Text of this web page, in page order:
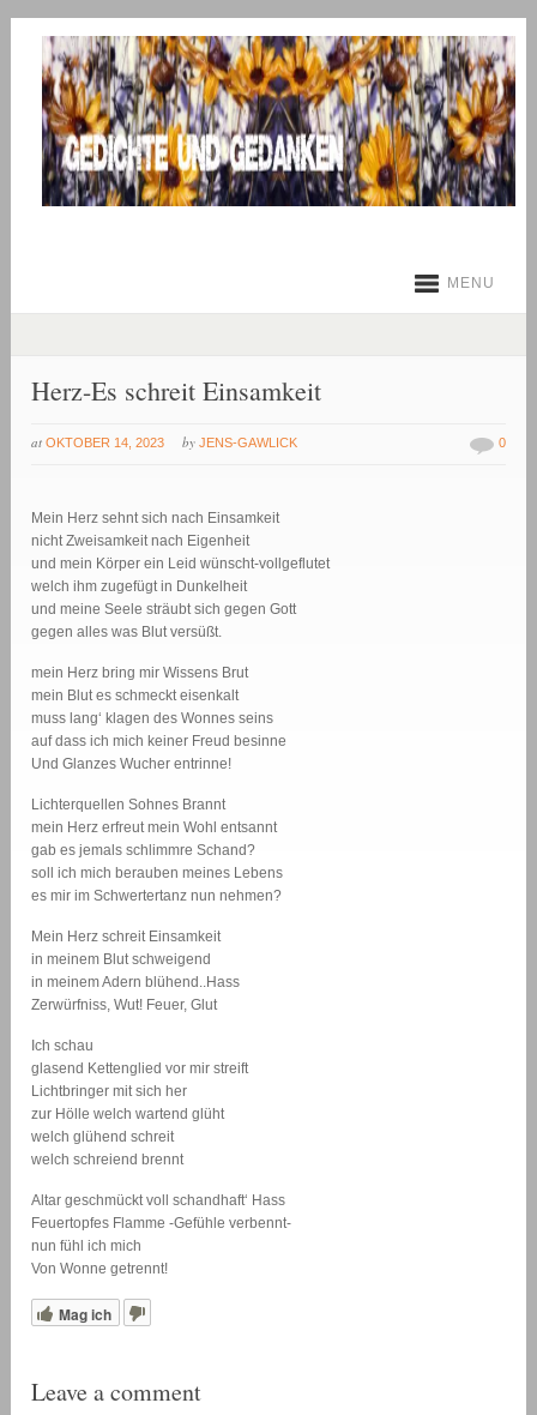
MENU
Herz-Es schreit Einsamkeit
at OKTOBER 14, 2023 by JENS-GAWLICK 0
Mein Herz sehnt sich nach Einsamkeit
nicht Zweisamkeit nach Eigenheit
und mein Körper ein Leid wünscht-vollgeflutet
welch ihm zugefügt in Dunkelheit
und meine Seele sträubt sich gegen Gott
gegen alles was Blut versüßt.
mein Herz bring mir Wissens Brut
mein Blut es schmeckt eisenkalt
muss lang‘ klagen des Wonnes seins
auf dass ich mich keiner Freud besinne
Und Glanzes Wucher entrinne!
Lichterquellen Sohnes Brannt
mein Herz erfreut mein Wohl entsannt
gab es jemals schlimmre Schand?
soll ich mich berauben meines Lebens
es mir im Schwertertanz nun nehmen?
Mein Herz schreit Einsamkeit
in meinem Blut schweigend
in meinem Adern blühend..Hass
Zerwürfniss, Wut! Feuer, Glut
Ich schau
glasend Kettenglied vor mir streift
Lichtbringer mit sich her
zur Hölle welch wartend glüht
welch glühend schreit
welch schreiend brennt
Altar geschmückt voll schandhaft‘ Hass
Feuertopfes Flamme -Gefühle verbennt-
nun fühl ich mich
Von Wonne getrennt!
Mag ich
Leave a comment